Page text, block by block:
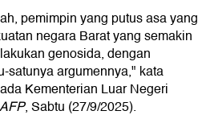
pemimpin yang putus asa yang
negara Barat yang semakin
genosida, dengan
satunya argumennya," kata
Kementerian Luar Negeri
AFP, Sabtu (27/9/2025).